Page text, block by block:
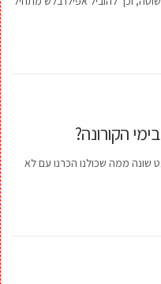
הקורונה?
שונה ממה שכולנו הכרנו עם לא